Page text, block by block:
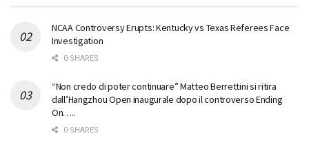
NCAA Controversy Erupts: Kentucky vs Texas Referees Face
Investigation
0 SHARES
“Non credo di poter continuare” Matteo Berrettini si ritira
dall’Hangzhou Open inaugurale dopo il controverso Ending
On…..
0 SHARES